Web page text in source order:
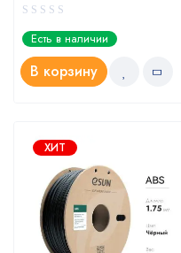
Есть в наличии
В корзину
ХИТ